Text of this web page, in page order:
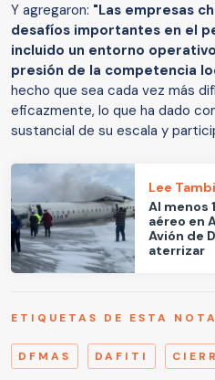
Y agregaron: "Las empresas
desafíos importantes en el
incluido un entorno
presión de la competencia
hecho que sea cada vez más
eficazmente, lo que ha dado
sustancial de su escala y
Lee
Al menos
aéreo en
Avión de
aterrizar
ETIQUETAS DE ESTA NOTA
DFMAS DAFITI